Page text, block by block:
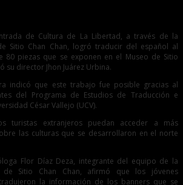
de Cultura de La Libertad, a través de la
Sitio Chan Chan, logró traducir del español al
80 piezas que se exponen en el Museo de Sitio
su director Jhon Juárez Urbina.
indicó que este trabajo fue posible gracias al
del Programa de Estudios de Traducción e
César Vallejo (UCV).
turistas extranjeros puedan acceder a más
las culturas que se desarrollaron en el norte
Flor Díaz Deza, integrante del equipo de la
de Sitio Chan Chan, afirmó que los jóvenes
la información de los banners que se